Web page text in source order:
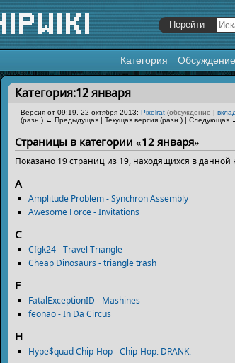
Категория Обсуждение
Перейти к:навигация,поиск
Категория:12 января
Версия от 09:19, 22 октября 2013; Pixelrat (обсуждение | вклад
(разн.) ← Предыдущая | Текущая версия (разн.) | Следующая
Страницы в категории «12 января»
Показано 19 страниц из 19, находящихся в данной
A
Amplitude Problem - Synchron Assembly
Awesome Force - Invitations
C
Cfgk24 - Travel Triangle
Cheap Dinosaurs - triangle trash
F
FatalExceptionID - Mashines
feonao - In Da Circus
H
Hype$quad Chip-Hop - Chip-Hop. DRANK.